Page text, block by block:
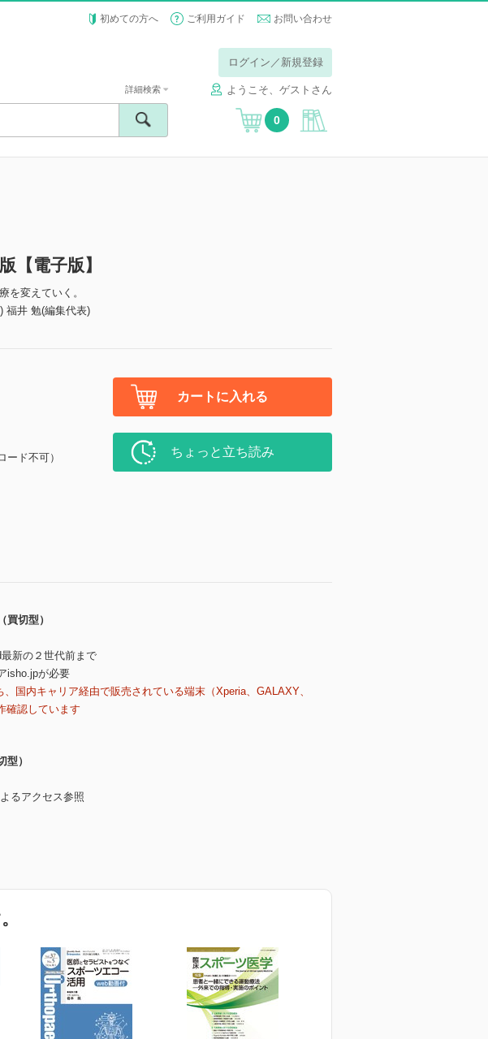
初めての方へ ご利用ガイド お問い合わせ
ログイン／新規登録
ようこそ、ゲストさん
詳細検索
0
【電子版】
を変えていく。
福井 勉(編集代表)
ード不可）
カートに入れる
ちょっと立ち読み
買切型）
新の２世代前まで
isho.jpが必要
国内キャリア経由で販売されている端末（Xperia、GALAXY、
確認しています
）
るアクセス参照